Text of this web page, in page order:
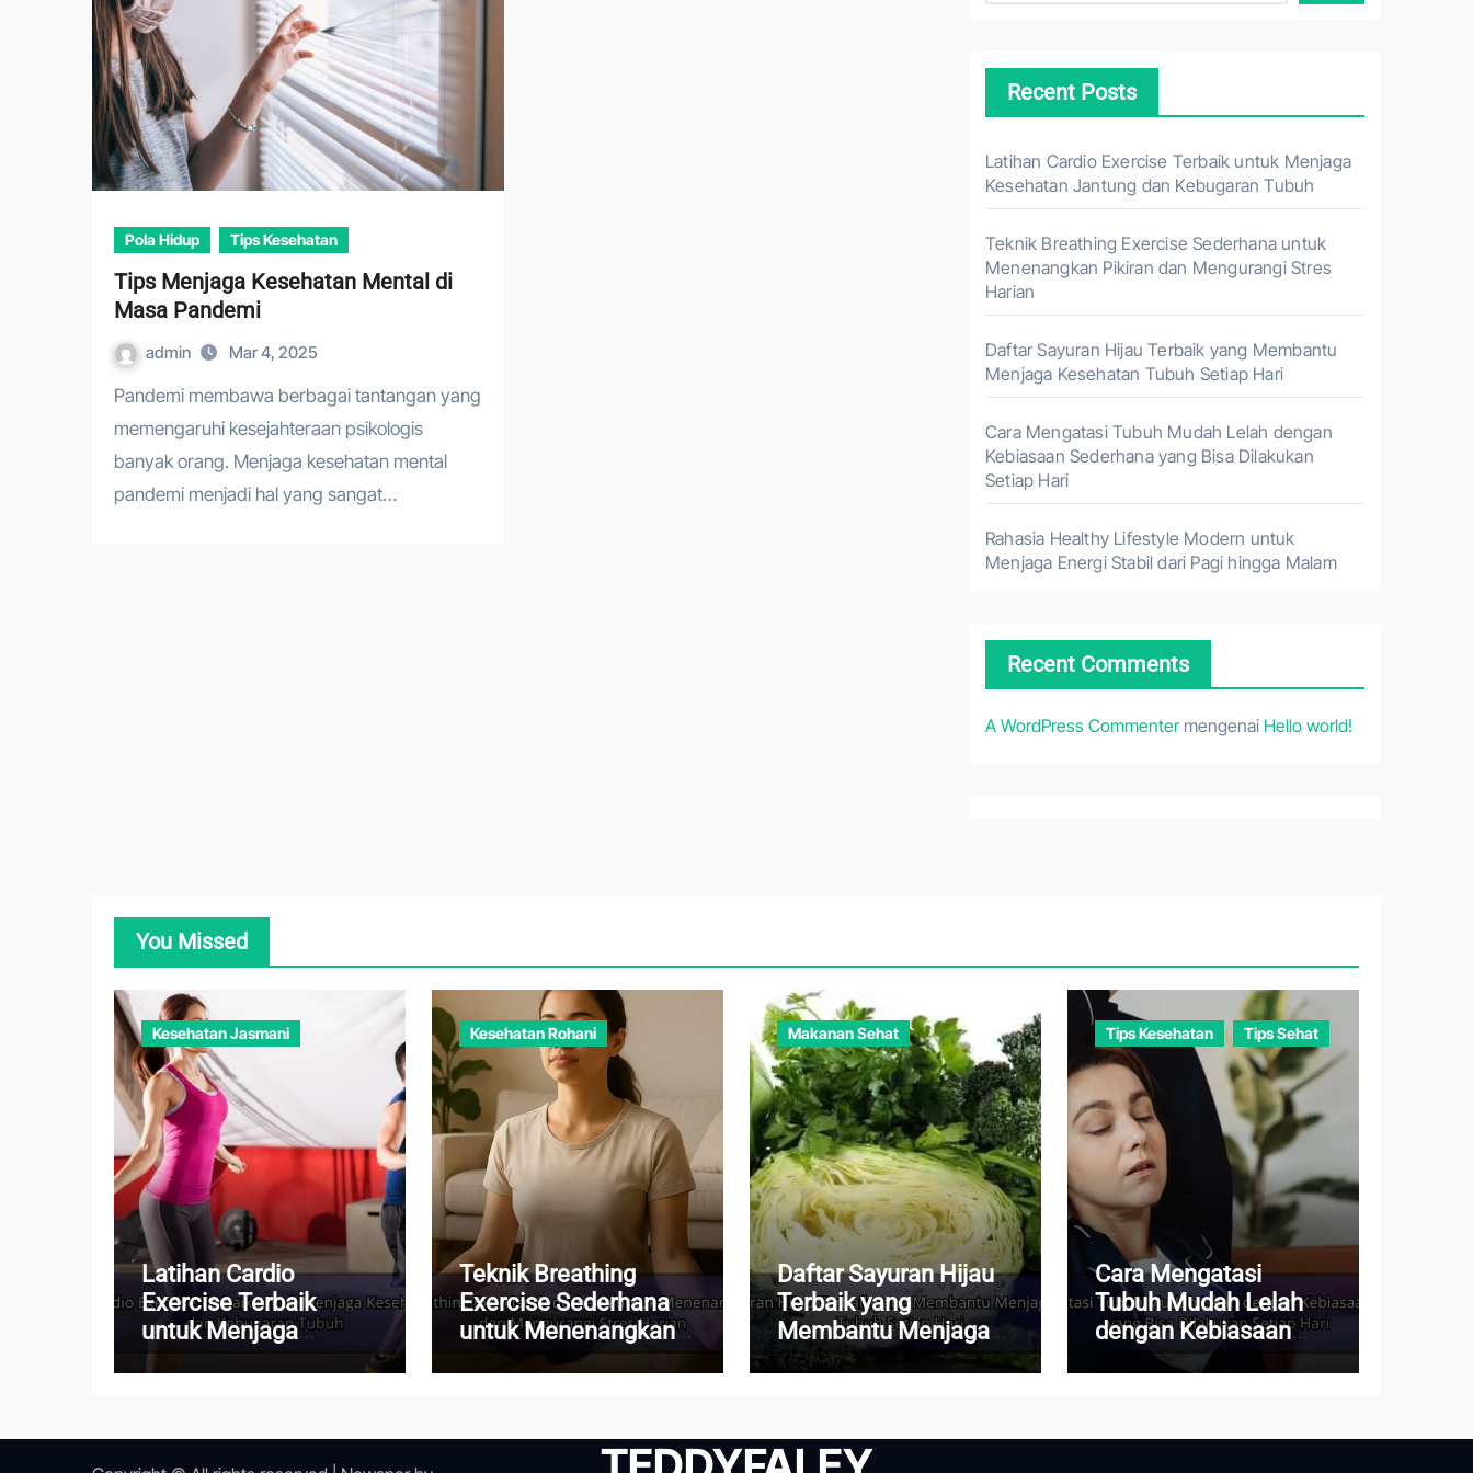
Pola Hidup Tips Kesehatan
Tips Menjaga Kesehatan Mental di
Masa Pandemi
admin Mar 4, 2025
Pandemi membawa berbagai tantangan yang
memengaruhi kesejahteraan psikologis
banyak orang. Menjaga kesehatan mental
pandemi menjadi hal yang sangat…
Recent Posts
Latihan Cardio Exercise Terbaik untuk Menjaga
Kesehatan Jantung dan Kebugaran Tubuh
Teknik Breathing Exercise Sederhana untuk
Menenangkan Pikiran dan Mengurangi Stres
Harian
Daftar Sayuran Hijau Terbaik yang Membantu
Menjaga Kesehatan Tubuh Setiap Hari
Cara Mengatasi Tubuh Mudah Lelah dengan
Kebiasaan Sederhana yang Bisa Dilakukan
Setiap Hari
Rahasia Healthy Lifestyle Modern untuk
Menjaga Energi Stabil dari Pagi hingga Malam
Recent Comments
A WordPress Commentermengenai Hello world!
You Missed
Kesehatan Jasmani
Latihan Cardio
Exercise Terbaik
untuk Menjaga
Kesehatan Jantung
Kesehatan Rohani
Teknik Breathing
Exercise Sederhana
untuk Menenangkan
Pikiran dan
Makanan Sehat
Daftar Sayuran Hijau
Terbaik yang
Membantu Menjaga
Kesehatan Tubuh
Tips Kesehatan Tips Sehat
Cara Mengatasi
Tubuh Mudah Lelah
dengan Kebiasaan
Sederhana yang Bisa